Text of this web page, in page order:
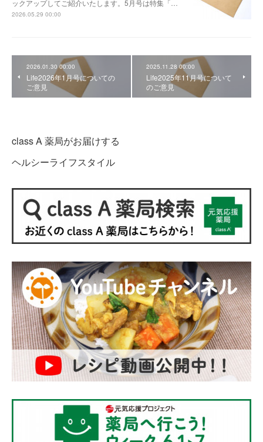
ックアップしてご紹介いたします。5月号は特集「…
2026.05.29 00:00
2026.01.30 00:00
Life2026年1月号についての
ご意見
2025.11.28 00:00
Life2025年11月号について
のご意見
class A 薬局がお届けする
ヘルシーライフスタイル